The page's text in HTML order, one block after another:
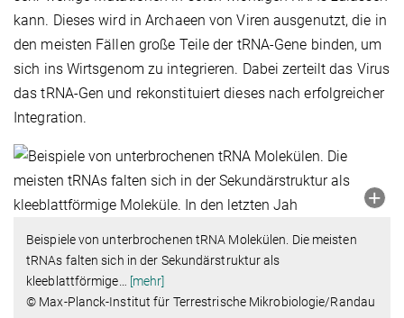
kann. Dieses wird in Archaeen von Viren ausgenutzt, die in
den meisten Fällen große Teile der tRNA-Gene binden, um
sich ins Wirtsgenom zu integrieren. Dabei zerteilt das Virus
das tRNA-Gen und rekonstituiert dieses nach erfolgreicher
Integration.
Beispiele von unterbrochenen tRNA Molekülen. Die meisten
tRNAs falten sich in der Sekundärstruktur als
kleeblattförmige… [mehr]
© Max-Planck-Institut für Terrestrische Mikrobiologie/Randau